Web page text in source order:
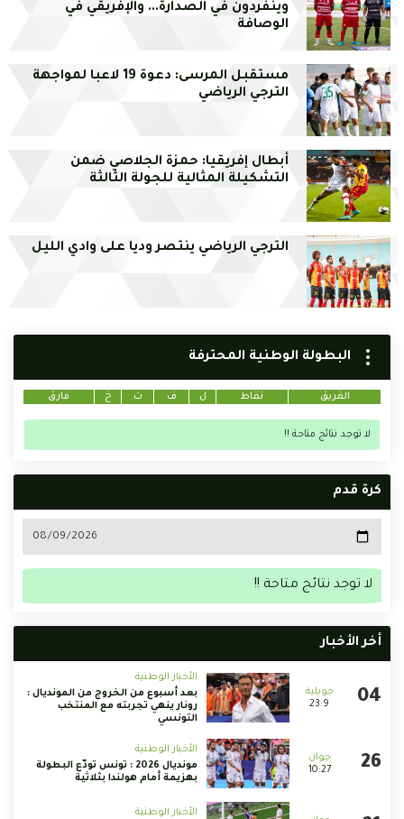
وينفردون في الصدارة... والإفريقي في
الوصافة
مستقبل المرسى: دعوة 19 لاعبا لمواجهة
الترجي الرياضي
أبطال إفريقيا: حمزة الجلاصي ضمن
التشكيلة المثالية للجولة الثالثة
الترجي الرياضي ينتصر وديا على وادي الليل
البطولة الوطنية المحترفة
الفريق نقاط ل ف ت خ فارق
لا توجد نتائج متاحة !!
كرة قدم
لا توجد نتائج متاحة !!
أخر الأخبار
23:9
الأخبار الوطنية
بعد أسبوع من الخروج من المونديال :
رونار ينهي تجربته مع المنتخب
التونسي
10:27
الأخبار الوطنية
مونديال 2026 : تونس تودّع البطولة
بهزيمة أمام هولندا بثلاثية
الأخبار الوطنية